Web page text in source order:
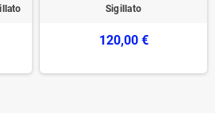
Sigillato
120,00 €